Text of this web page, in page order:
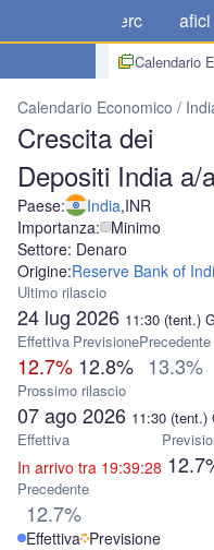
Mercati
Calendario
Calendario Economico
Crescita dei
Depositi India a/
Paese: India,INR
Importanza: Minimo
Settore: Denaro
Origine:Reserve Bank of
Ultimo rilascio
24 lug 2026 11:30 (tent.)
Effettiva
12.7%
Previsione
12.8%
Precedente
13.3%
Prossimo rilascio
07 ago 2026 11:30 (tent.)
Effettiva
In arrivo tra 19:39:28
Precedente
12.7%
Effettiva Previsione